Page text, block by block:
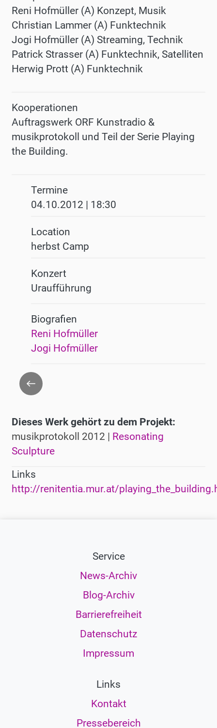
Reni Hofmüller (A) Konzept, Musik
Christian Lammer (A) Funktechnik
Jogi Hofmüller (A) Streaming, Technik
Patrick Strasser (A) Funktechnik, Satelliten
Herwig Prott (A) Funktechnik
Kooperationen
Auftragswerk ORF Kunstradio &
musikprotokoll und Teil der Serie Playing
the Building.
Termine
04.10.2012 | 18:30
Location
herbst Camp
Konzert
Uraufführung
Biografien
Reni Hofmüller
Jogi Hofmüller
Zurück
Dieses Werk gehört zu dem Projekt:
musikprotokoll 2012 | Resonating
Sculpture
Links
http://renitentia.mur.at/
Service
News-Archiv
Blog-Archiv
Barrierefreiheit
Datenschutz
Impressum
Links
Kontakt
Pressebereich